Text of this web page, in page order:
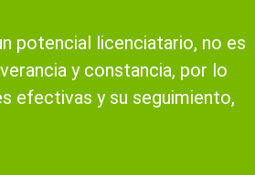
potencial licenciatario, no es
y constancia, por lo
efectivas y su seguimiento,